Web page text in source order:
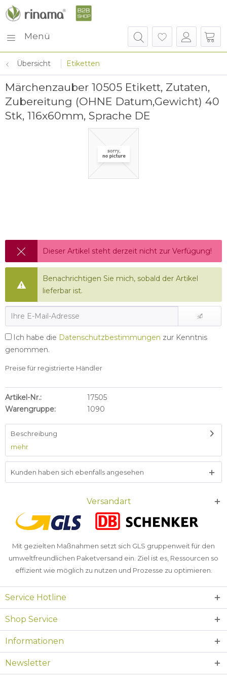
Menü
Übersicht Etiketten
Märchenzauber 10505 Etikett, Zutaten,
Zubereitung (OHNE Datum,Gewicht) 40
Stk, 116x60mm, Sprache DE
Dieser Artikel steht derzeit nicht zur Verfügung!
Benachrichtigen Sie mich, sobald der Artikel
lieferbar ist.
Ich habe die Datenschutzbestimmungen zur Kenntnis
genommen.
Preise für registrierte Händler
Artikel-Nr.:
17505
Warengruppe:
1090
Beschreibung
mehr
Kunden haben sich ebenfalls angesehen
Versandart
Mit gezielten Maßnahmen setzt sich GLS gruppenweit für den
umweltfreundlichen Paketversand ein. Ziel ist es, Ressourcen so
effizient wie möglich zu nutzen und Prozesse zu optimieren.
Service Hotline
Shop Service
Informationen
Newsletter